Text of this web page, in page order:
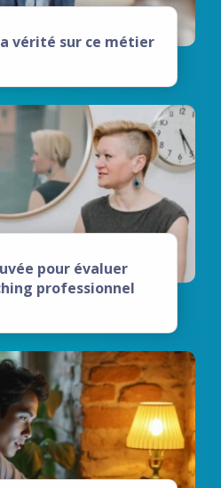
vérité sur ce métier
pour évaluer
professionnel